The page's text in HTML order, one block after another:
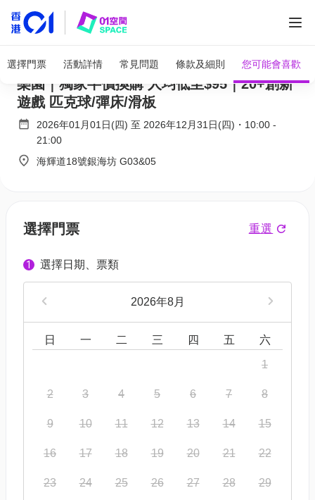
選擇門票 活動詳情 常見問題 條款及細則 您可能會喜歡
Super Sports Park 全港最大5萬呎室內運動
樂園｜獨家半價換購 人均低至$95｜20+創新
遊戲 匹克球/彈床/滑板
2026年01月01日(四) 至 2026年12月31日(四) ・ 10:00 -
21:00
海輝道18號銀海坊 G03&05
選擇門票 重選
1 選擇日期、票類
2026年8月
日 一 二 三 四 五 六
1
2 3 4 5 6 7 8
9 10 11 12 13 14 15
16 17 18 19 20 21 22
23 24 25 26 27 28 29